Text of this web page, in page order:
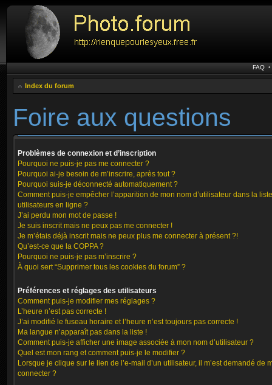
FAQ
Index du forum
Foire aux questions
Problèmes de connexion et d’inscription
Pourquoi ne puis-je pas me connecter ?
Pourquoi ai-je besoin de m’inscrire, après tout ?
Pourquoi suis-je déconnecté automatiquement ?
Comment puis-je empêcher l’apparition de mon nom d’utilisateur dans la
utilisateurs en ligne ?
J’ai perdu mon mot de passe !
Je suis inscrit mais ne peux pas me connecter !
Je m’étais déjà inscrit mais ne peux plus me connecter à présent ?!
Qu’est-ce que la COPPA ?
Pourquoi ne puis-je pas m’inscrire ?
À quoi sert “Supprimer tous les cookies du forum” ?
Préférences et réglages des utilisateurs
Comment puis-je modifier mes réglages ?
L’heure n’est pas correcte !
J’ai modifié le fuseau horaire et l’heure n’est toujours pas correcte !
Ma langue n’apparaît pas dans la liste !
Comment puis-je afficher une image associée à mon nom d’utilisateur ?
Quel est mon rang et comment puis-je le modifier ?
Lorsque je clique sur le lien de l’e-mail d’un utilisateur, il m’est demandé de
connecter ?